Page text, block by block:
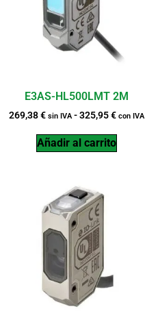
E3AS-HL500LMT 2M
269,38€ sin IVA -325,95€ con IVA
Añadir al carrito